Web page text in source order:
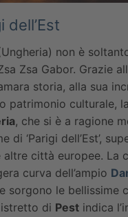
dell’Est
non è
Zsa Gabor. Grazie
storia, alla sua
patrimonio culturale,
, che si è a ragione
di ‘Parigi dell’Est’,
altre città europee. La
curva dell’ampio
sorgono le bellissime
di Pest indica